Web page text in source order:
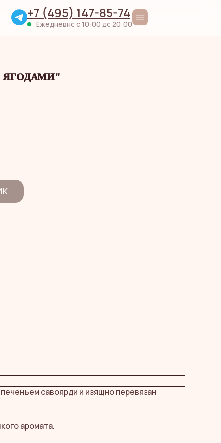
+7 (495) 147-85-74
Ежедневно с 10:00 до 20:00
ЯГОДАМИ"
савоярди и изящно перевязан
аромата.